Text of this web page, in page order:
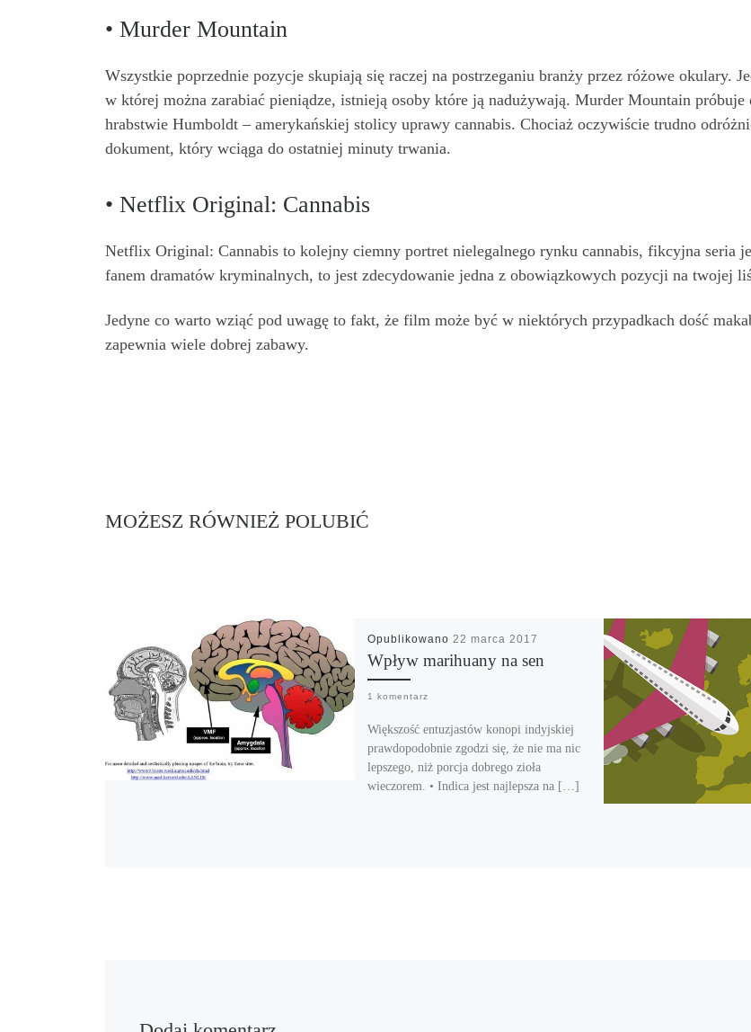
• Murder Mountain
Wszystkie poprzednie pozycje skupiają się raczej na postrzeganiu branży przez różowe okulary.
w której można zarabiać pieniądze, istnieją osoby które ją nadużywają. Murder Mountain
hrabstwie Humboldt – amerykańskiej stolicy uprawy cannabis. Chociaż oczywiście trudno
dokument, który wciąga do ostatniej minuty trwania.
• Netflix Original: Cannabis
Netflix Original: Cannabis to kolejny ciemny portret nielegalnego rynku cannabis, fikcyjna seria
fanem dramatów kryminalnych, to jest zdecydowanie jedna z obowiązkowych pozycji na twojej
Jedyne co warto wziąć pod uwagę to fakt, że film może być w niektórych przypadkach dość
zapewnia wiele dobrej zabawy.
MOŻESZ RÓWNIEŻ POLUBIĆ
Opublikowano 22 marca 2017
Wpływ marihuany na sen
1 komentarz
Większość entuzjastów konopi indyjskiej
prawdopodobnie zgodzi się, że nie ma nic
lepszego, niż porcja dobrego zioła
wieczorem. • Indica jest najlepsza na […]